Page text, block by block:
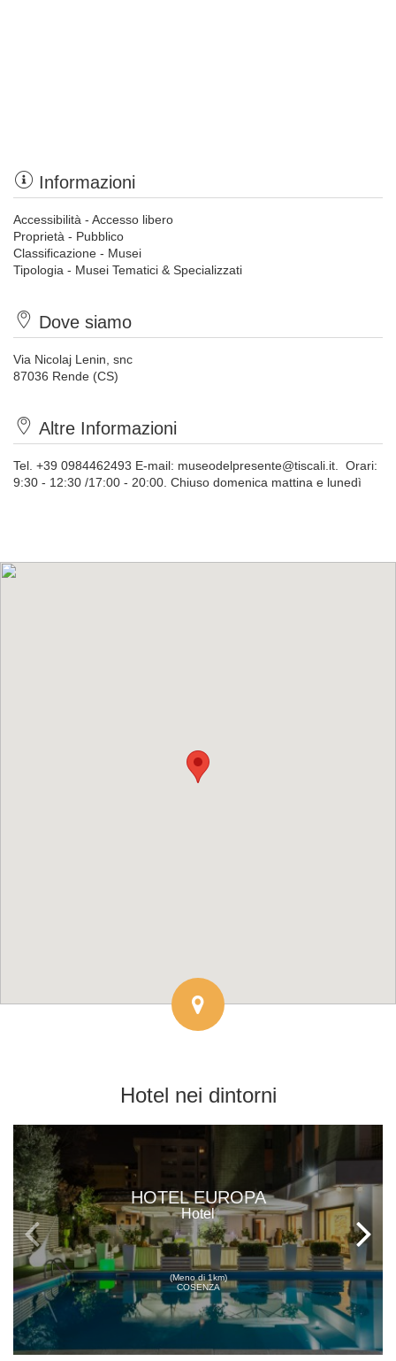
Informazioni
Accessibilità - Accesso libero
Proprietà - Pubblico
Classificazione - Musei
Tipologia - Musei Tematici & Specializzati
Dove siamo
Via Nicolaj Lenin, snc
87036 Rende (CS)
Altre Informazioni
Tel. +39 0984462493 E-mail: museodelpresente@tiscali.it . Orari:
9:30 - 12:30 /17:00 - 20:00. Chiuso domenica mattina e lunedì
Hotel nei dintorni
HOTEL EUROPA
Hotel
(Meno di 1km)
COSENZA